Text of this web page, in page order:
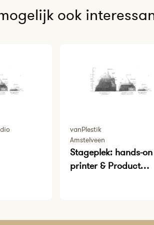
ook
vanPlestik
Amstelveen
Stageplek: hands-
printer & Product